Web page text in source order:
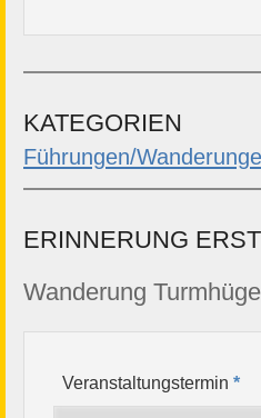
KATEGORIEN
Führungen/
ERINNERUNG
Wanderung
Veranstaltungstermin*